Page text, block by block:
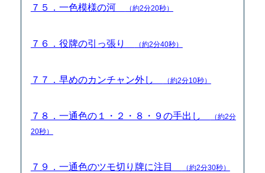
７５．一色模様の河 （約2分20秒）
７６．役牌の引っ張り （約2分40秒）
７７．早めのカンチャン外し （約2分10秒）
７８．一通色の１・２・８・９の手出し
（約2分
20秒）
７９．一通色のツモ切り牌に注目 （約2分30秒）